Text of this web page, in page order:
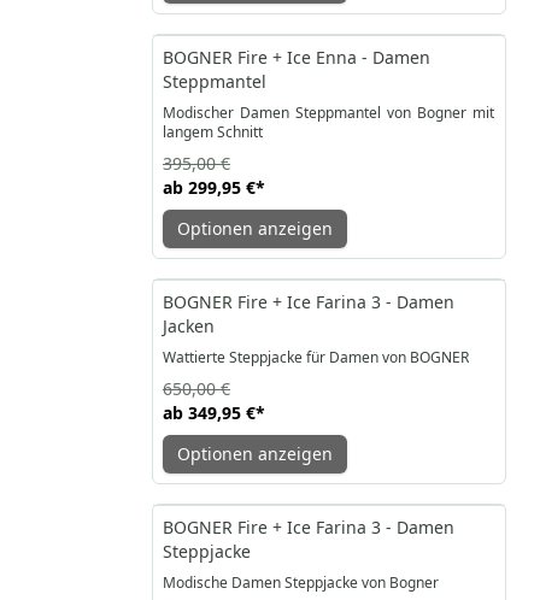
-24%
BOGNER Fire + Ice Enna - Damen
Steppmantel
Modischer Damen Steppmantel von Bogner mit
langem Schnitt
ab 299,95 €*
395,00 €
Optionen anzeigen
-46%
BOGNER Fire + Ice Farina 3 - Damen
Jacken
Wattierte Steppjacke für Damen von BOGNER
ab 349,95 €*
650,00 €
Optionen anzeigen
-25%
BOGNER Fire + Ice Farina 3 - Damen
Steppjacke
Modische Damen Steppjacke von Bogner